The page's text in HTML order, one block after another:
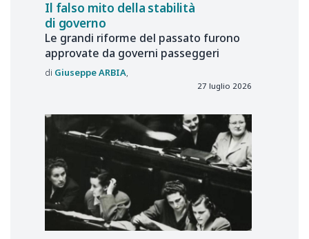
Il falso mito della stabilità
di governo
Le grandi riforme del passato furono
approvate da governi passeggeri
GiuseppeARBIA
27 luglio 2026